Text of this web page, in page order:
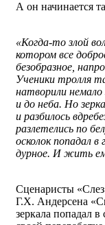
А он начинается
«Когда-то злой
котором все
безобразное,
Ученики тролля
натворили
и до неба. Но
и разбилось
разлетелись по
осколок попадал в
дурное. И жить
Сценаристы
Г.Х. Андерсена
зеркала попадал